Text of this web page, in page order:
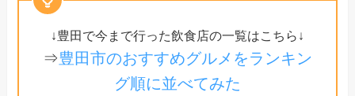
↓豊田で今まで行った飲食店の一覧はこちら↓
⇒豊田市のおすすめグルメをランキン
グ順に並べてみた